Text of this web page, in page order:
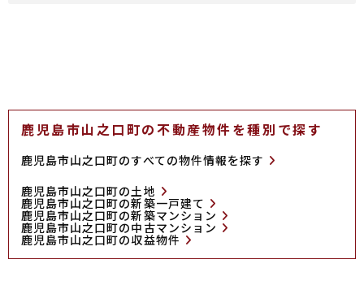
鹿児島市山之口町の不動産物件を種別で探す
鹿児島市山之口町のすべての物件情報を探す
鹿児島市山之口町の土地
鹿児島市山之口町の新築一戸建て
鹿児島市山之口町の新築マンション
鹿児島市山之口町の中古マンション
鹿児島市山之口町の収益物件